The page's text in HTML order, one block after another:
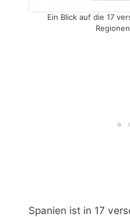
Ein Blick auf die 17
Spanien ist in 17